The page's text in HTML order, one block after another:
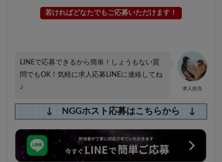
若ければどなたでもご応募いただけます！
求人担当
LINEで応募できるから簡単！しょうもない質
問でもOK！気軽に求人応募LINEに連絡してね
♪
↓ NGGホスト応募はこちらから ↓